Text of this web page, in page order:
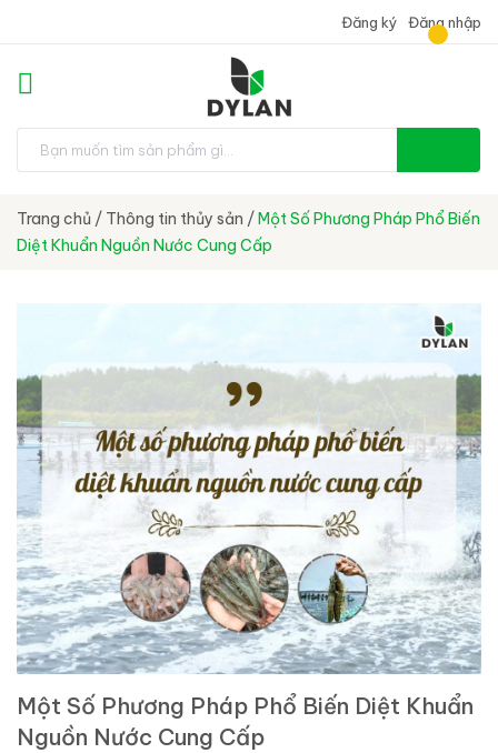
Đăng ký Đăng nhập
Trang chủ / Thông tin thủy sản /Một Số Phương Pháp Phổ Biến
Diệt Khuẩn Nguồn Nước Cung Cấp
Một Số Phương Pháp Phổ Biến Diệt Khuẩn
Nguồn Nước Cung Cấp